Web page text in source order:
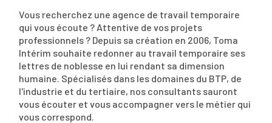
Vous recherchez une agence de travail temporaire
qui vous écoute ? Attentive de vos projets
professionnels ? Depuis sa création en 2006, Toma
Intérim souhaite redonner au travail temporaire ses
lettres de noblesse en lui rendant sa dimension
humaine. Spécialisés dans les domaines du BTP, de
l'industrie et du tertiaire, nos consultants sauront
vous écouter et vous accompagner vers le métier qui
vous correspond.